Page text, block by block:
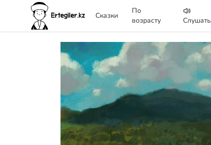
Сказки
По
возрасту
Слушать